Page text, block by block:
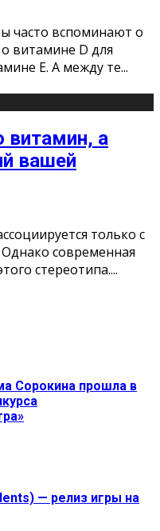
часто вспоминают о
витамине D для
Е. А между те...
витамин, а
вашей
только с
современная
стереотипа....
Сорокина прошла в
— релиз игры на